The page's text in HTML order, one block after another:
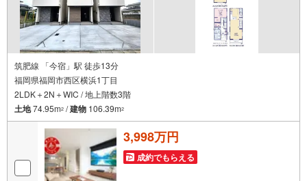
筑肥線 「今宿」駅 徒歩13分
福岡県福岡市西区横浜1丁目
2LDK＋2N＋WIC / 地上階数3階
土地74.95m2 /建物 106.39m2
3,998万円
成約でもらえる